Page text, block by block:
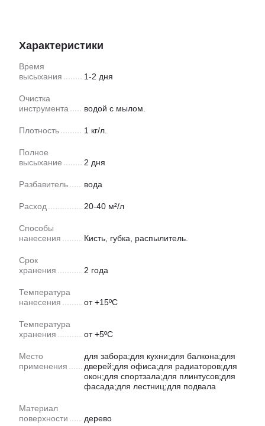
Характеристики
Время
высыхания
1-2 дня
Очистка
инструмента
водой с мылом.
Плотность 1 кг/л.
Полное
высыхание
2 дня
Разбавитель вода
Расход 20-40 м²/л
Способы
нанесения
Кисть, губка, распылитель.
Срок
хранения
2 года
Температура
нанесения
от +15ºС
Температура
хранения
от +5ºС
Место
применения
для забора;для кухни;для балкона;для
дверей;для офиса;для радиаторов;для
окон;для спортзала;для плинтусов;для
фасада;для лестниц;для подвала
Материал
поверхности
дерево